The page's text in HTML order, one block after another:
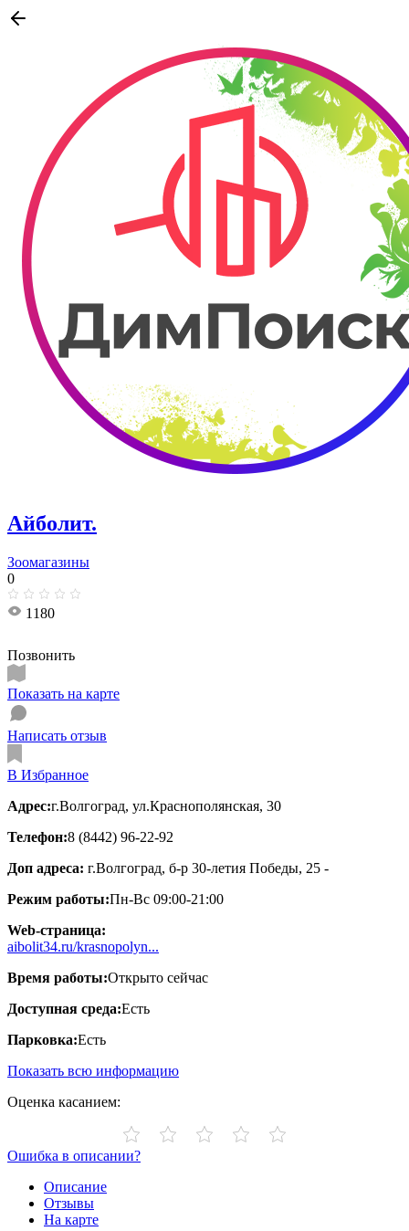
Айболит.
Зоомагазины
0
1180
Позвонить
Показать на карте
Написать отзыв
В Избранное
Адрес:г.Волгоград, ул.Краснополянская, 30
Телефон:8 (8442) 96-22-92
Доп адреса: г.Волгоград, б-р 30-летия Победы, 25 -
Режим работы:Пн-Вс 09:00-21:00
Web-страница:
aibolit34.ru/krasnopolyn...
Время работы:Открыто сейчас
Доступная среда:Есть
Парковка:Есть
Показать всю информацию
Оценка касанием:
Ошибка в описании?
Описание
Отзывы
На карте